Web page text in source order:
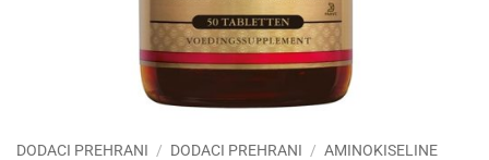
DODACI PREHRANI / DODACI PREHRANI / AMINOKISELINE